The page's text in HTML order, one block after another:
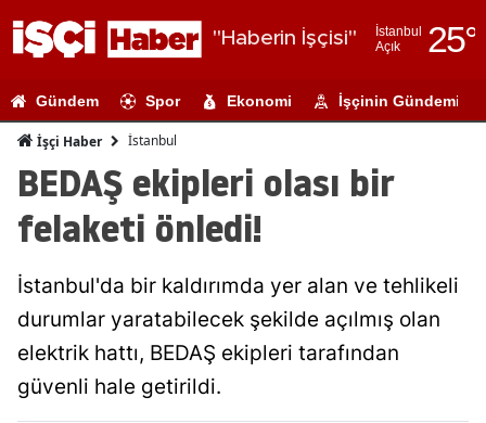
"Haberin İşçisi"
İstanbul
Açık
25°
Adıyaman
Ankara
Antalya
Gündem Spor Ekonomi İşçinin Gündemi
İşçi Haber İstanbul
BEDAŞ ekipleri olası bir
felaketi önledi!
İstanbul'da bir kaldırımda yer alan ve tehlikeli
durumlar yaratabilecek şekilde açılmış olan
elektrik hattı, BEDAŞ ekipleri tarafından
güvenli hale getirildi.